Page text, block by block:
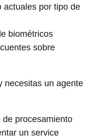
actuales por tipo de
biométricos
sobre
necesitas un agente
de procesamiento
un service